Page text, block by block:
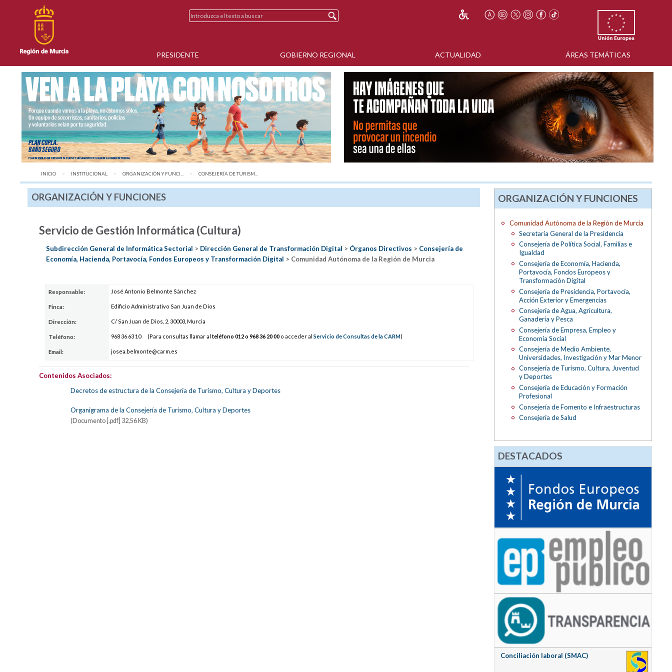
PRESIDENTE GOBIERNO REGIONAL ACTUALIDAD ÁREAS TEMÁTICAS
INICIO INSTITUCIONAL ORGANIZACIÓN Y FUNCI... AQUÍ:
CONSEJERÍA DE TURISM...
ORGANIZACIÓN Y FUNCIONES
Servicio de Gestión Informática (Cultura)
Subdirección General de Informática Sectorial > Dirección General de Transformación Digital > Órganos Directivos > Consejería de
Economía, Hacienda, Portavocía, Fondos Europeos y Transformación Digital > Comunidad Autónoma de la Región de Murcia
Responsable: José Antonio Belmonte Sánchez
Finca: Edificio Administrativo San Juan de Dios
Dirección: C/ San Juan de Dios, 2. 30003, Murcia
Teléfono: 968 36 63 10 (Para consultas llamar alteléfono 012 o 968 36 20 00 o acceder alServicio de Consultas de la CARM)
Email: josea.belmonte@carm.es
Contenidos Asociados:
Decretos de estructura de la Consejería de Turismo, Cultura y Deportes
Organigrama de la Consejería de Turismo, Cultura y Deportes
(Documento [.pdf] 32,56 KB)
ORGANIZACIÓN Y FUNCIONES
Comunidad Autónoma de la Región de Murcia
Secretaría General de la Presidencia
Consejería de Política Social, Familias e
Igualdad
Consejería de Economía, Hacienda,
Portavocía, Fondos Europeos y
Transformación Digital
Consejería de Presidencia, Portavocía,
Acción Exterior y Emergencias
Consejería de Agua, Agricultura,
Ganadería y Pesca
Consejería de Empresa, Empleo y
Economía Social
Consejería de Medio Ambiente,
Universidades, Investigación y Mar Menor
Consejería de Turismo, Cultura, Juventud
y Deportes
Consejería de Educación y Formación
Profesional
Consejería de Fomento e Infraestructuras
Consejería de Salud
DESTACADOS
Conciliación laboral (SMAC)